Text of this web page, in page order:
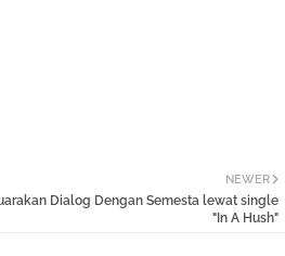
NEWER
Dialog Dengan Semesta lewat single
"In A Hush"